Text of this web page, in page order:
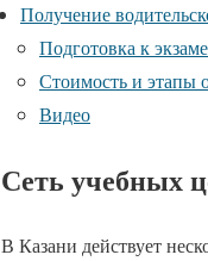
Получение
Подготовка к
Стоимость и этапы
Видео
Сеть учебных
В Казани действует